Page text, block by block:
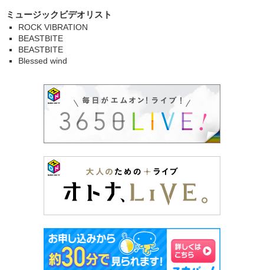
ミュージックビデオリスト
ROCK VIBRATION
BEASTBITE
BEASTBITE
Blessed wind